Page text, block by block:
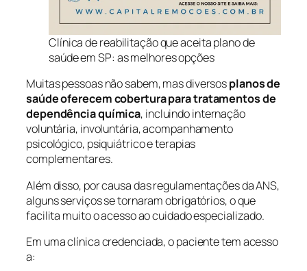
Clínica de reabilitação que aceita plano de
saúde em SP: as melhores opções
Muitas pessoas não sabem, mas diversosplanos de
saúde oferecem cobertura para tratamentos de
dependência química, incluindo internação
voluntária, involuntária, acompanhamento
psicológico, psiquiátrico e terapias
complementares.
Além disso, por causa das regulamentações da ANS,
alguns serviços se tornaram obrigatórios, o que
facilita muito o acesso ao cuidado especializado.
Em uma clínica credenciada, o paciente tem acesso
a: